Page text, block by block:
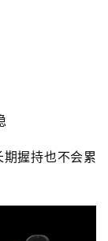
握持也不会累